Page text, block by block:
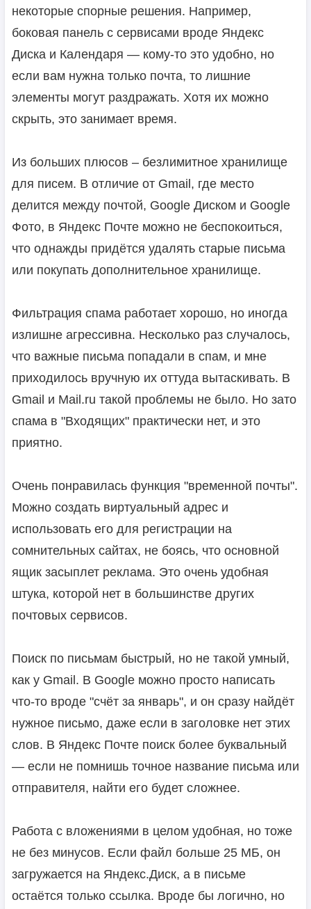
некоторые спорные решения. Например,
боковая панель с сервисами вроде Яндекс
Диска и Календаря — кому-то это удобно, но
если вам нужна только почта, то лишние
элементы могут раздражать. Хотя их можно
скрыть, это занимает время.
Из больших плюсов – безлимитное хранилище
для писем. В отличие от Gmail, где место
делится между почтой, Google Диском и Google
Фото, в Яндекс Почте можно не беспокоиться,
что однажды придётся удалять старые письма
или покупать дополнительное хранилище.
Фильтрация спама работает хорошо, но иногда
излишне агрессивна. Несколько раз случалось,
что важные письма попадали в спам, и мне
приходилось вручную их оттуда вытаскивать. В
Gmail и Mail.ru такой проблемы не было. Но зато
спама в "Входящих" практически нет, и это
приятно.
Очень понравилась функция "временной почты".
Можно создать виртуальный адрес и
использовать его для регистрации на
сомнительных сайтах, не боясь, что основной
ящик засыплет реклама. Это очень удобная
штука, которой нет в большинстве других
почтовых сервисов.
Поиск по письмам быстрый, но не такой умный,
как у Gmail. В Google можно просто написать
что-то вроде "счёт за январь", и он сразу найдёт
нужное письмо, даже если в заголовке нет этих
слов. В Яндекс Почте поиск более буквальный
— если не помнишь точное название письма или
отправителя, найти его будет сложнее.
Работа с вложениями в целом удобная, но тоже
не без минусов. Если файл больше 25 МБ, он
загружается на Яндекс.Диск, а в письме
остаётся только ссылка. Вроде бы логично, но